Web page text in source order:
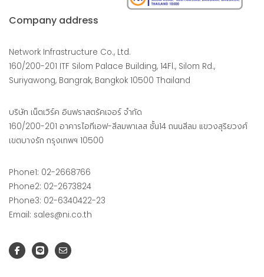
Company address
Network Infrastructure Co., Ltd.
160/200-201 ITF Silom Palace Building, 14Fl., Silom Rd.,
Suriyawong, Bangrak, Bangkok 10500 Thailand
บริษัท เน็ตเวิร์ค อินฟราสตรัคเจอร์ จำกัด
160/200-201 อาคารไอทีเอฟ-สีลมพาเลส ชั้น14 ถนนสีลม แขวงสุริยวงศ์
เขตบางรัก กรุงเทพฯ 10500
Phone1: 02-2668766
Phone2: 02-2673824
Phone3: 02-6340422-23
Email: sales@ni.co.th